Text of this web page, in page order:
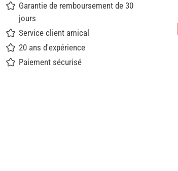
Garantie de remboursement de 30
jours
Service client amical
20 ans d'expérience
Paiement sécurisé